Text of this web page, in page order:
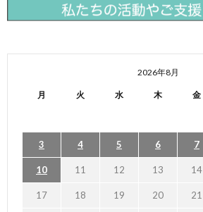
2026年8月
月 火 水 木 金
3 4 5 6 7
10 11 12 13 14
17 18 19 20 21